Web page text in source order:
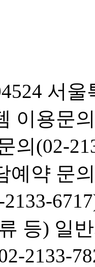
서
이용문
의(02-
예약 문
등) 일
2133-